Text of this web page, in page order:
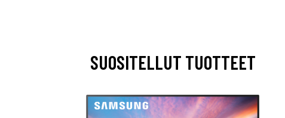
SUOSITELLUT TUOTTEET